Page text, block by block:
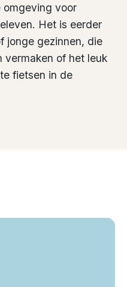
omgeving voor
Het is eerder
jonge gezinnen, die
vermaken of het leuk
fietsen in de